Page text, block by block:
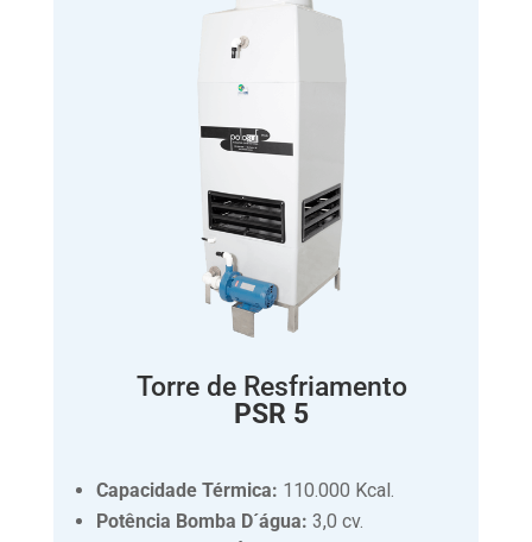
Torre de Resfriamento
PSR 5
Capacidade Térmica: 110.000 Kcal.
Potência Bomba D´água: 3,0 cv.